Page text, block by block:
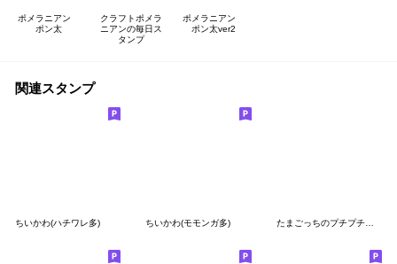
ポメラニアン
ポン太
クラフトポメラ
ニアンの毎日ス
タンプ
ポメラニアン
ポン太ver2
関連スタンプ
ちいかわ(ハチワレ多) ちいかわ(モモンガ多) たまごっちのプチプチおみせっち